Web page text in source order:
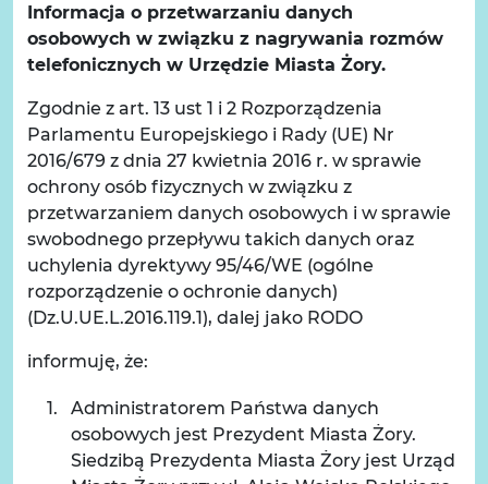
Informacja o przetwarzaniu danych
osobowych w związku z nagrywania rozmów
telefonicznych w Urzędzie Miasta Żory.
Zgodnie z art. 13 ust 1 i 2 Rozporządzenia
Parlamentu Europejskiego i Rady (UE) Nr
2016/679 z dnia 27 kwietnia 2016 r. w sprawie
ochrony osób fizycznych w związku z
przetwarzaniem danych osobowych i w sprawie
swobodnego przepływu takich danych oraz
uchylenia dyrektywy 95/46/WE (ogólne
rozporządzenie o ochronie danych)
(Dz.U.UE.L.2016.119.1), dalej jako RODO
informuję, że:
Administratorem Państwa danych
osobowych jest Prezydent Miasta Żory.
Siedzibą Prezydenta Miasta Żory jest Urząd